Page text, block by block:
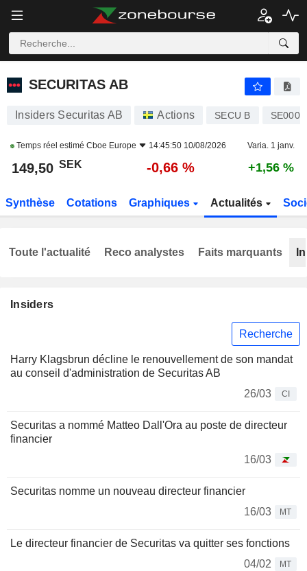
SECURITAS AB
SECURITAS AB
Insiders Securitas AB Actions SECU B
Temps réel estimé Cboe Europe 14:45:50 10/08/2026 Varia. 1 janv.
149,50 SEK -0,66 % +1,56 %
Synthèse Cotations Graphiques Actualités
Insiders
Recherche
Harry Klagsbrun décline le renouvellement de son mandat
au conseil d'administration de Securitas AB
26/03
CI
Securitas a nommé Matteo Dall'Ora au poste de directeur
financier
16/03
Securitas nomme un nouveau directeur financier
16/03
MT
Le directeur financier de Securitas va quitter ses fonctions
04/02
MT
Toute l'actualité Reco analystes Faits marquants